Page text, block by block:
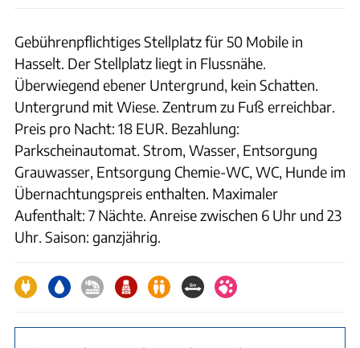
Gebührenpflichtiges Stellplatz für 50 Mobile in
Hasselt. Der Stellplatz liegt in Flussnähe.
Überwiegend ebener Untergrund, kein Schatten.
Untergrund mit Wiese. Zentrum zu Fuß erreichbar.
Preis pro Nacht: 18 EUR. Bezahlung:
Parkscheinautomat. Strom, Wasser, Entsorgung
Grauwasser, Entsorgung Chemie-WC, WC, Hunde im
Übernachtungspreis enthalten. Maximaler
Aufenthalt: 7 Nächte. Anreise zwischen 6 Uhr und 23
Uhr. Saison: ganzjährig.